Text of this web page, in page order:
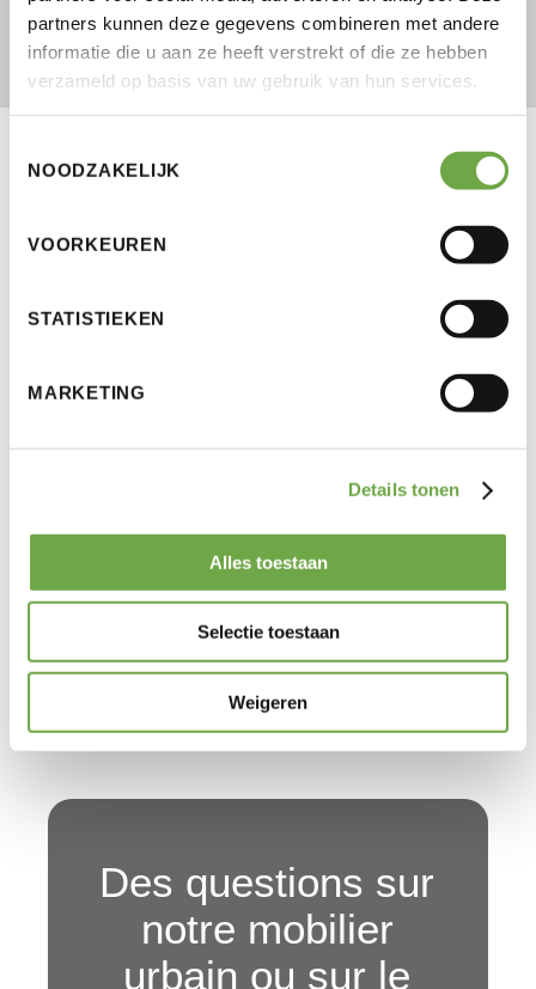
partners kunnen deze gegevens combineren met andere
informatie die u aan ze heeft verstrekt of die ze hebben
verzameld op basis van uw gebruik van hun services.
NOODZAKELIJK
VOORKEUREN
STATISTIEKEN
MARKETING
Details tonen
Alles toestaan
Selectie toestaan
Weigeren
Des questions sur
notre mobilier
urbain ou sur le